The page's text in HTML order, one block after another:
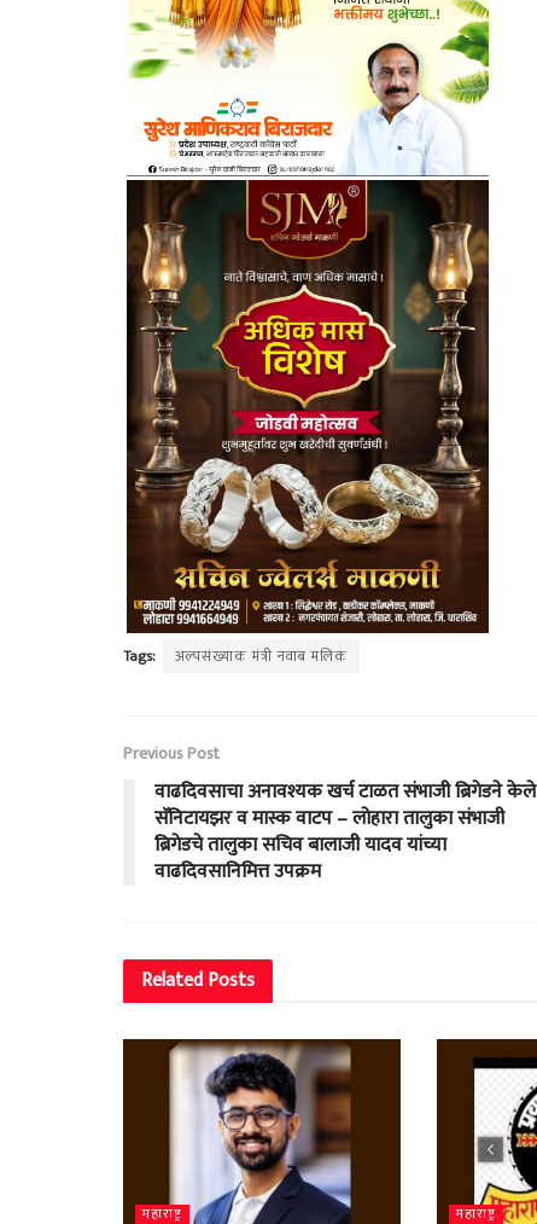
Tags: अल्पसंख्याक मंत्री नवाब मलिक
Previous Post
वाढदिवसाचा अनावश्यक खर्च टाळत संभाजी ब्रिगेडने केले
सॅनिटायझर व मास्क वाटप – लोहारा तालुका संभाजी
ब्रिगेडचे तालुका सचिव बालाजी यादव यांच्या
वाढदिवसानिमित्त उपक्रम
RelatedPosts
महाराष्ट्र महाराष्ट्र